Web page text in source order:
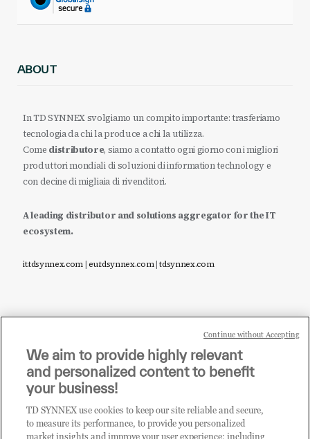
ABOUT
In TD SYNNEX svolgiamo un compito importante: trasferiamo
tecnologia da chi la produce a chi la utilizza.
Come distributore, siamo a contatto ogni giorno con i migliori
produttori mondiali di soluzioni di information technology e
con decine di migliaia di rivenditori.
A leading distributor and solutions aggregator for the IT
ecosystem.
it.tdsynnex.com|eu.tdsynnex.com|tdsynnex.com
Sei un rivenditore di tecnologia e desideri acquistare
i prodotti o le soluzioni trattate sul blog?
CLICCA QUI E DIVENTA
CLIENTE TD SYNNEX
We aim to provide highly relevant
and personalized content to benefit
your business!
TD SYNNEX use cookies to keep our site reliable and secure,
to measure its performance, to provide you personalized
market insights and improve your user experience; including
Continue without Accepting